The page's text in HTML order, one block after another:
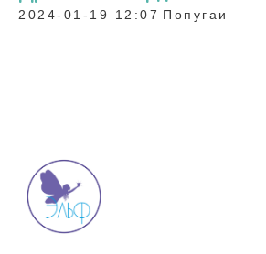
2024-01-19 12:07 Попугаи